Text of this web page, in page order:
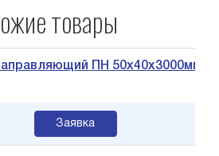
товары
ПН 50х40х3000мм
Заявка